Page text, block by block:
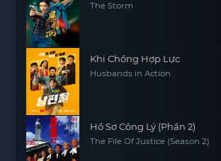
The Storm
Khi Chồng Hợp Lực
Husbands in Action
Hồ Sơ Công Lý (Phần 2)
The File Of Justice (Season 2)